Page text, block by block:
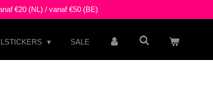
€20 (NL) / vanaf €50 (BE)
SALE